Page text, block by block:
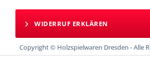
WIDERRUF ERKLÄREN
Copyright © Holzspielwaren Dresden - Alle